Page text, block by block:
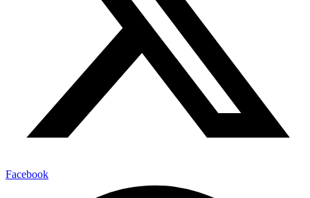
Facebook